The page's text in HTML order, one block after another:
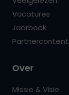
Vacatures
Jaarboek
Partnercontent
Over
Missie & Visie